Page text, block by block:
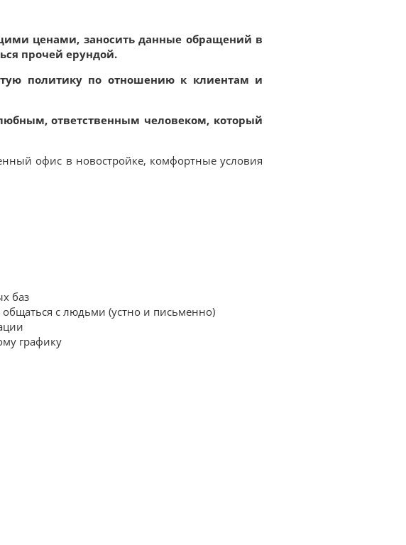
ценами, заносить данные обращений в
прочей ерундой.
политику по отношению к клиентам и
ответственным человеком, который
офис в новостройке, комфортные условия
баз
с людьми (устно и письменно)
графику